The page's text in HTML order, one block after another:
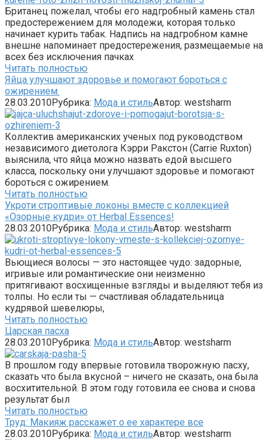
Британец пожелал, чтобы его надгробный камень стал
предостережением для молодежи, которая только
начинает курить табак. Надпись на надгробном камне
внешне напоминает предостережения, размещаемые на
всех без исключения пачках
Читать полностью
Яйца улучшают здоровье и помогают бороться с
ожирением.
28.03.2010Рубрика: Мода и стильАвтор: westsharm
Коллектив американских ученых под руководством
независимого диетолога Кэрри Ракстон (Carrie Ruxton)
выяснила, что яйца можно назвать едой высшего
класса, поскольку они улучшают здоровье и помогают
бороться с ожирением.
Читать полностью
Укроти строптивые локоны вместе с коллекцией
«Озорные кудри» от Herbal Essences!
28.03.2010Рубрика: Мода и стильАвтор: westsharm
Вьющиеся волосы — это настоящее чудо: задорные,
игривые или романтические они неизменно
притягивают восхищенные взгляды и выделяют тебя из
толпы. Но если ты — счастливая обладательница
кудрявой шевелюры,
Читать полностью
Царская пасха
28.03.2010Рубрика: Мода и стильАвтор: westsharm
В прошлом году впервые готовила творожную пасху,
сказать что была вкусной – ничего не сказать, она была
восхитительной. В этом году готовила ее снова и снова
результат был
Читать полностью
Труд: Макияж расскажет о ее характере все
28.03.2010Рубрика: Мода и стильАвтор: westsharm